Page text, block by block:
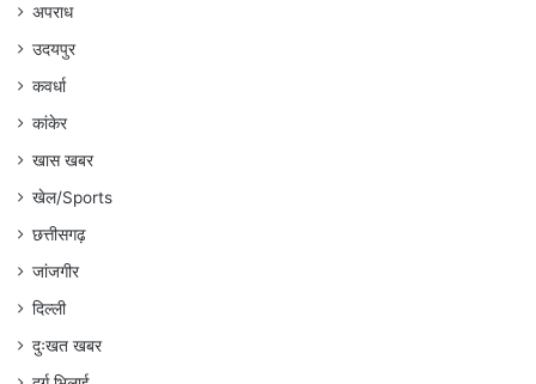
अपराध
उदयपुर
कवर्धा
कांकेर
खास खबर
खेल/Sports
छत्तीसगढ़
जांजगीर
दिल्ली
दुःखत खबर